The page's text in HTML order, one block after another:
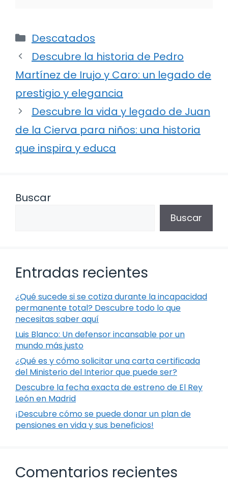
Categorías
Descatados
Descubre la historia de Pedro
Martínez de Irujo y Caro: un legado de
prestigio y elegancia
Descubre la vida y legado de Juan
de la Cierva para niños: una historia
que inspira y educa
Buscar
Buscar
Entradas recientes
¿Qué sucede si se cotiza durante la incapacidad
permanente total? Descubre todo lo que
necesitas saber aquí
Luis Blanco: Un defensor incansable por un
mundo más justo
¿Qué es y cómo solicitar una carta certificada
del Ministerio del Interior que puede ser?
Descubre la fecha exacta de estreno de El Rey
León en Madrid
¡Descubre cómo se puede donar un plan de
pensiones en vida y sus beneficios!
Comentarios recientes